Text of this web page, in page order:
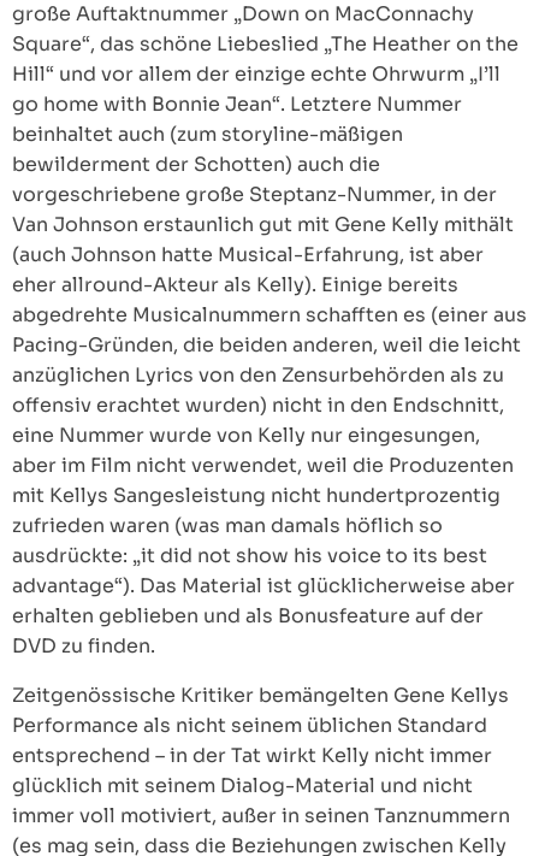
große Auftaktnummer „Down on MacConnachy
Square“, das schöne Liebeslied „The Heather on the
Hill“ und vor allem der einzige echte Ohrwurm „I’ll
go home with Bonnie Jean“. Letztere Nummer
beinhaltet auch (zum storyline-mäßigen
bewilderment der Schotten) auch die
vorgeschriebene große Steptanz-Nummer, in der
Van Johnson erstaunlich gut mit Gene Kelly mithält
(auch Johnson hatte Musical-Erfahrung, ist aber
eher allround-Akteur als Kelly). Einige bereits
abgedrehte Musicalnummern schafften es (einer aus
Pacing-Gründen, die beiden anderen, weil die leicht
anzüglichen Lyrics von den Zensurbehörden als zu
offensiv erachtet wurden) nicht in den Endschnitt,
eine Nummer wurde von Kelly nur eingesungen,
aber im Film nicht verwendet, weil die Produzenten
mit Kellys Sangesleistung nicht hundertprozentig
zufrieden waren (was man damals höflich so
ausdrückte: „it did not show his voice to its best
advantage“). Das Material ist glücklicherweise aber
erhalten geblieben und als Bonusfeature auf der
DVD zu finden.
Zeitgenössische Kritiker bemängelten Gene Kellys
Performance als nicht seinem üblichen Standard
entsprechend – in der Tat wirkt Kelly nicht immer
glücklich mit seinem Dialog-Material und nicht
immer voll motiviert, außer in seinen Tanznummern
(es mag sein, dass die Beziehungen zwischen Kelly